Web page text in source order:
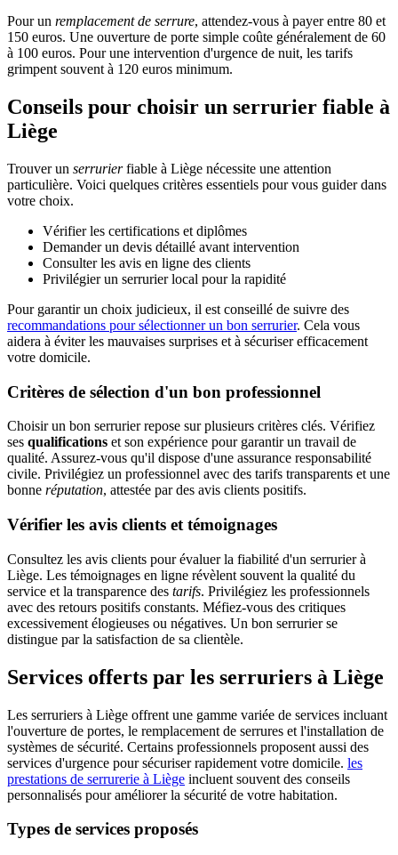
Pour un remplacement de serrure, attendez-vous à payer entre 80 et
150 euros. Une ouverture de porte simple coûte généralement de 60
à 100 euros. Pour une intervention d'urgence de nuit, les tarifs
grimpent souvent à 120 euros minimum.
Conseils pour choisir un serrurier fiable à
Liège
Trouver un serrurierfiable à Liège nécessite une attention
particulière. Voici quelques critères essentiels pour vous guider dans
votre choix.
Vérifier les certifications et diplômes
Demander un devis détaillé avant intervention
Consulter les avis en ligne des clients
Privilégier un serrurier local pour la rapidité
Pour garantir un choix judicieux, il est conseillé de suivre des
recommandations pour sélectionner un bon serrurier. Cela vous
aidera à éviter les mauvaises surprises et à sécuriser efficacement
votre domicile.
Critères de sélection d'un bon professionnel
Choisir un bon serrurier repose sur plusieurs critères clés. Vérifiez
ses qualifications et son expérience pour garantir un travail de
qualité. Assurez-vous qu'il dispose d'une assurance responsabilité
civile. Privilégiez un professionnel avec des tarifs transparents et une
bonne réputation, attestée par des avis clients positifs.
Vérifier les avis clients et témoignages
Consultez les avis clients pour évaluer la fiabilité d'un serrurier à
Liège. Les témoignages en ligne révèlent souvent la qualité du
service et la transparence des tarifs. Privilégiez les professionnels
avec des retours positifs constants. Méfiez-vous des critiques
excessivement élogieuses ou négatives. Un bon serrurier se
distingue par la satisfaction de sa clientèle.
Services offerts par les serruriers à Liège
Les serruriers à Liège offrent une gamme variée de services incluant
l'ouverture de portes, le remplacement de serrures et l'installation de
systèmes de sécurité. Certains professionnels proposent aussi des
services d'urgence pour sécuriser rapidement votre domicile. les
prestations de serrurerie à Liège incluent souvent des conseils
personnalisés pour améliorer la sécurité de votre habitation.
Types de services proposés